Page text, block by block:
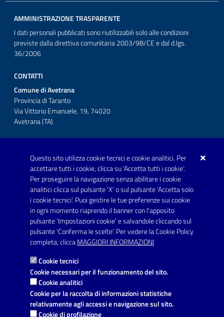
Questo sito utilizza cookie tecnici e cookie analitici. Per
accettare tutti i cookie, clicca su 'Accetta tutti i cookie'.
Per proseguire la navigazione senza abilitare i cookie
analitici clicca sul pulsante 'X' o sul pulsante 'Accetta solo
i cookie tecnici'. Puoi gestire le tue preferenze sui cookie
in ogni momento riaprendo il banner con l'apposito
pulsante 'Impostazioni cookie' e salvandole cliccando sul
pulsante 'Conferma le scelte'. Per vedere la Cookie Policy
completa, cliccaMAGGIORI INFORMAZIONI
Cookie tecnici
Cookie necessari per il funzionamento del sito.
Cookie analitici
Cookie per la raccolta di informazioni statistiche
relativamente agli accessi e navigazione sul sito.
Cookie di profilazione
AMMINISTRAZIONE TRASPARENTE
I dati personali pubblicati sono riutilizzabili solo alle condizioni
previste dalla direttiva comunitaria 2003/98/CE e dal d.lgs.
36/2006
CONTATTI
Comune di Avetrana
Provincia di Taranto
Via Vittorio Emanuele, 19, 74020
Avetrana (TA)
Telefono: 0999707766
Fax: 0999704336
Posta Elettronica Certificata:
prot.comune.avetrana@pec.rupar.puglia.it
Link utili
Informativa privacy
Dichiarazione di accessibilità
Note legali
Leggi le FAQ